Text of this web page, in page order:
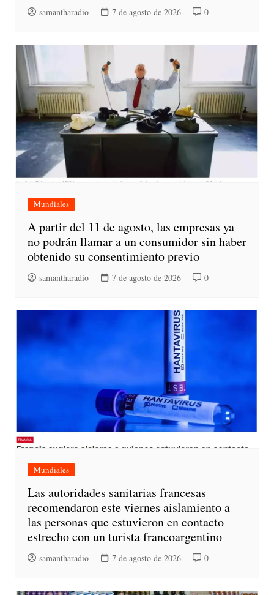
samantharadio 7 de agosto de 2026 0
Mundiales
A partir del 11 de agosto, las empresas ya
no podrán llamar a un consumidor sin haber
obtenido su consentimiento previo
samantharadio 7 de agosto de 2026 0
Mundiales
Las autoridades sanitarias francesas
recomendaron este viernes aislamiento a
las personas que estuvieron en contacto
estrecho con un turista francoargentino
samantharadio 7 de agosto de 2026 0